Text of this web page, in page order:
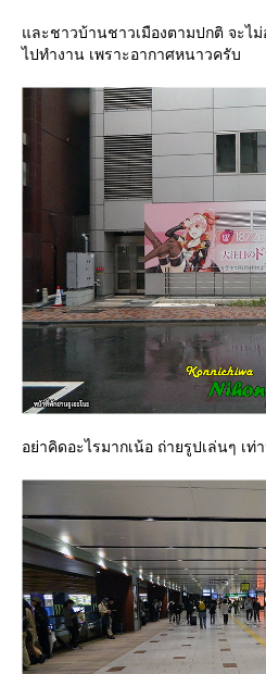
ละชาวบ้านชาวเมืองตามปกติ จะไม่
ไปทำงาน เพราะอากาศหนาวครับ
อย่าคิดอะไรมากเน้อ ถ่ายรูปเล่นๆ เท่